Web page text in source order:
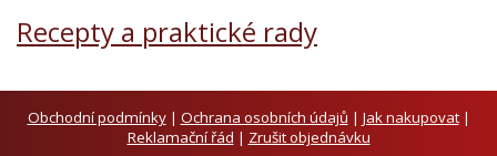
Recepty a praktické rady
Obchodní podmínky| Ochrana osobních údajů | Jak nakupovat|
Reklamační řád | Zrušit objednávku